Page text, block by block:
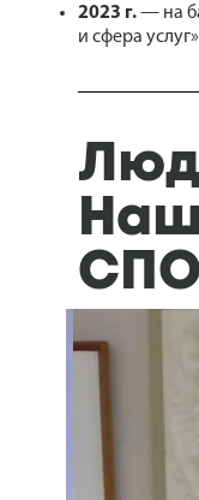
2023 г.— на
и сфера
СПО